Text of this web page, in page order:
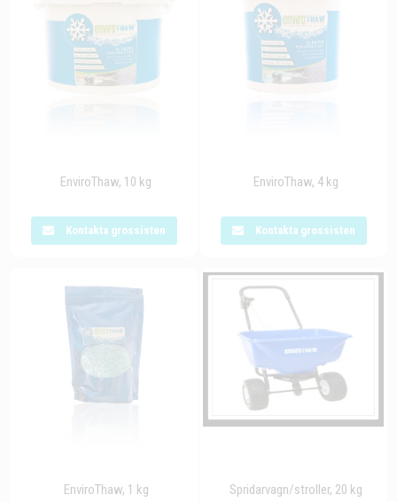
EnviroThaw, 10 kg
Kontakta grossisten
EnviroThaw, 4 kg
Kontakta grossisten
EnviroThaw, 1 kg Spridarvagn/stroller, 20 kg